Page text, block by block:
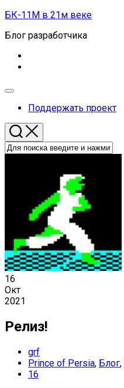
Перейти
содержанию
БК-11М в 21м веке
Блог разработчика
Развернуть
Поддержать проект
16
Окт
2021
Релиз!
grf
Prince of Persia, Блог,
16